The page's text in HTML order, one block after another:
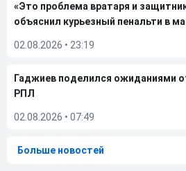
«Это проблема вратаря и
объяснил курьезный пенальти в
02.08.2026 • 23:19
Гаджиев поделился ожиданиями
РПЛ
02.08.2026 • 07:49
Больше новостей